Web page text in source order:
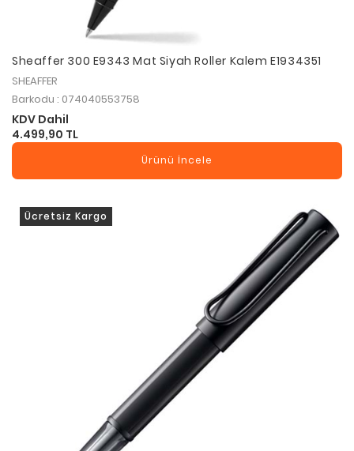
Sheaffer 300 E9343 Mat Siyah Roller Kalem E1934351
SHEAFFER
Barkodu : 074040553758
KDV Dahil
4.499,90 TL
Ürünü İncele
Ücretsiz Kargo